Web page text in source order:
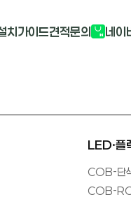
치가이드견적문의 네이
LED·플
COB-단
COB-